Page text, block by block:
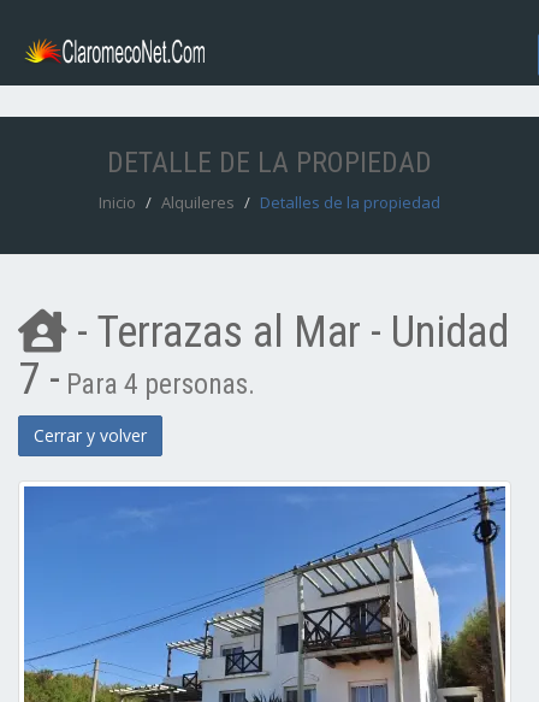
DETALLE DE LA PROPIEDAD
Inicio Alquileres Detalles de la propiedad
- Terrazas al Mar - Unidad
7 - Para 4 personas.
Cerrar y volver